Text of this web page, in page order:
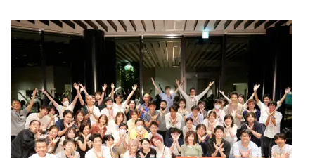
【2026年10月】XRプロフェッショナル
《リスキリング補助金コース》
リスキリング補助金対象コース説明
《SDGs》
U-15メタバースプログラミング講座